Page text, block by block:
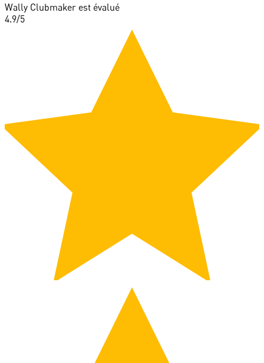
Wally Clubmaker est évalué
4.9/5